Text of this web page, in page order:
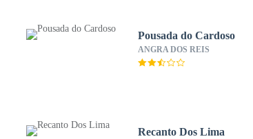
Pousada do Cardoso
ANGRA DOS REIS
Recanto Dos Lima